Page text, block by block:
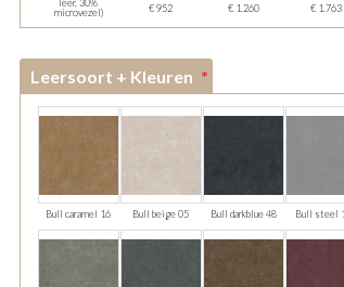
leer, 30%
microvezel)
€ 952
€ 1.260
€ 1.763
Leersoort + Kleuren
Bull caramel 16 Bull beige 05 Bull darkblue 48 Bull steel